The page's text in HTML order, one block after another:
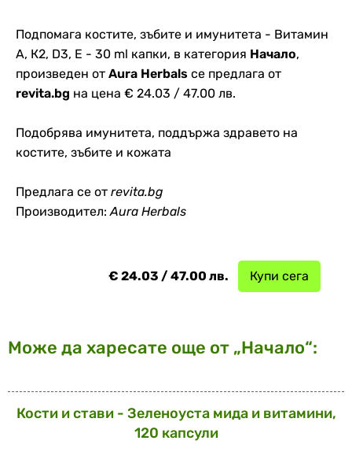
Подпомага костите, зъбите и имунитета - Витамин
А, К2, D3, E - 30 ml капки, в категория Начало,
произведен от Aura Herbals се предлага от
revita.bg на цена € 24.03 / 47.00 лв.
Подобрява имунитета, поддържа здравето на
костите, зъбите и кожата
Предлага се от revita.bg
Производител:Aura Herbals
Купи сега
€ 24.03 / 47.00 лв.
Може да харесате още от „Начало“:
Кости и стави - Зеленоуста мида и витамини,
120 капсули